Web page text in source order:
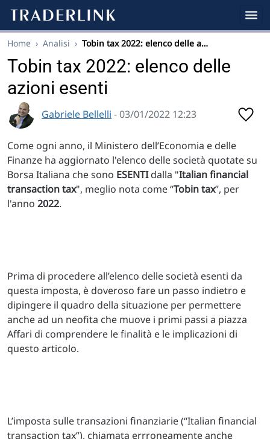
Home › Analisi › Tobin tax 2022: elenco delle a…
Tobin tax 2022: elenco delle
azioni esenti
Gabriele Bellelli - 03/01/2022 12:23
Come ogni anno, il Ministero dell’Economia e delle
Finanze ha aggiornato l'elenco delle società quotate su
Borsa Italiana che sono ESENTIdalla "Italian financial
transaction tax", meglio nota come “Tobin tax”, per
l'anno 2022.
Prima di procedere all’elenco delle società esenti da
questa imposta, è doveroso fare un passo indietro e
dipingere il quadro della situazione per permettere
anche ad un neofita che muove i primi passi a piazza
Affari di comprendere le finalità e le implicazioni di
questo articolo.
L’imposta sulle transazioni finanziarie (“Italian financial
transaction tax”), chiamata errroneamente anche